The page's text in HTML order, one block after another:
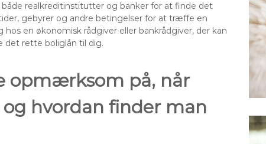
realkreditinstitutter og banker for at finde det
gebyrer og andre betingelser for at træffe en
en økonomisk rådgiver eller bankrådgiver, der kan
det rette boliglån til dig.
opmærksom på, når
hvordan finder man